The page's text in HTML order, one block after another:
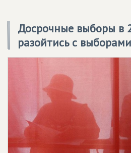
Досрочные выборы в
разойтись с